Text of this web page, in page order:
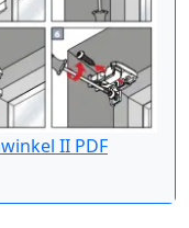
II PDF